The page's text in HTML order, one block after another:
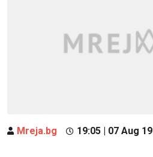
Mreja.bg 19:05 | 07 Aug 19